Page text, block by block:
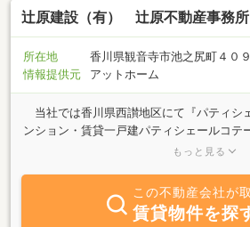
辻原建設（有） 辻原不動産事務所
所在地
香川県観音寺市池之尻町４０９
情報提供元
アットホーム
当社では香川県西讃地区にて『パティシ
ンション・賃貸一戸建パティシェールコテ
ョンを。2024年より賃貸１戸建Spa
る暮らし、やすらぎの空間創り、浴室での
浴と浴室大型液晶テレビで快適な生活をご
客様自身の目で、賃貸マンション・一戸建
もっと見る
この不動産会社が
賃貸物件を探